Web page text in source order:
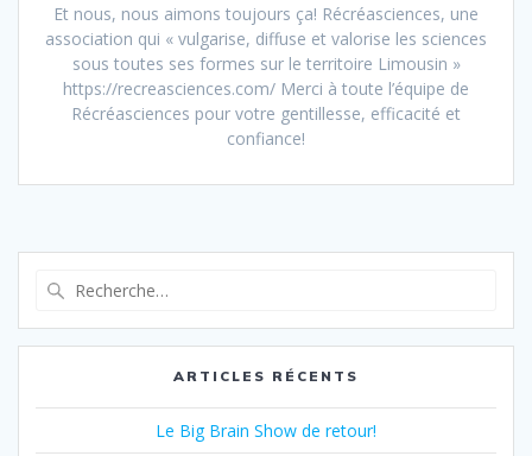
Et nous, nous aimons toujours ça! Récréasciences, une
association qui « vulgarise, diffuse et valorise les sciences
sous toutes ses formes sur le territoire Limousin »
https://recreasciences.com/ Merci à toute l’équipe de
Récréasciences pour votre gentillesse, efficacité et
confiance!
:
ARTICLES RÉCENTS
Le Big Brain Show de retour!